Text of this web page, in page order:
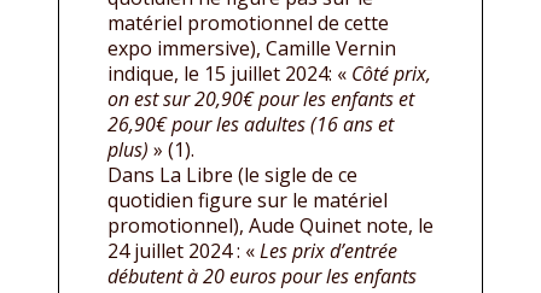
matériel promotionnel de cette
expo immersive), Camille Vernin
indique, le 15 juillet 2024: « Côté prix,
on est sur 20,90€ pour les enfants et
26,90€ pour les adultes (16 ans et
plus) » (1).
Dans La Libre (le sigle de ce
quotidien figure sur le matériel
promotionnel), Aude Quinet note, le
24 juillet 2024 : «Les prix d’entrée
débutent à 20 euros pour les enfants